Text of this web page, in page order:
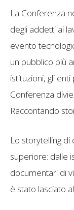
La Conferenza
degli addetti ai
evento
un pubblico più
istituzioni, gli
Conferenza
Raccontando
Lo storytelling di
superiore: dalle
documentari di
è stato lasciato